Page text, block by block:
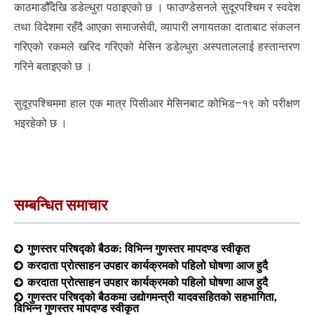
काठमाडौँदेखि डडेल्धुरा पठाइएको छ । फाउण्डेसनले सुदूरपश्चिम र स्वदेश
तथा विदेशमा रहँदै आएका समाजसेवी, व्यापारी लगायतका दाताबाट संकलन
गरिएको रकमले खरिद गरिएको मेसिन डडेल्धुरा अस्पताललाई हस्तान्तरण
गरिने बताइएको छ ।
सुदूरपश्चिममा हाल एक मात्र पिसीआर मेसिनबाट कोभिड–१९ को परीक्षण
भइरहेको छ ।
सम्बन्धित समाचार
गुणस्तर परिषद्को बैठक: विभिन्न गुणस्तर मापदण्ड स्वीकृत
करदाता प्रोत्साहन उपहार कार्यक्रमको पहिलो घोषणा आज हुदै
करदाता प्रोत्साहन उपहार कार्यक्रमको पहिलो घोषणा आज हुदै
गुणस्तर परिषद्को बैठकमा उद्योगमन्त्री यादवसहितको सहभागिता,
विभिन्न गुणस्तर मापदण्ड स्वीकृत